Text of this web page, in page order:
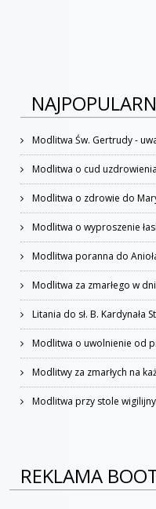
Modlitwa Św. Gertrudy -
Modlitwa o cud
Modlitwa o zdrowie do
Modlitwa o wyproszenie
Modlitwa poranna do
Modlitwa za zmarłego w
Litania do sł. B. Kardynała
Modlitwa o uwolnienie od
Modlitwy za zmarłych na
Modlitwa przy stole
REKLAMA